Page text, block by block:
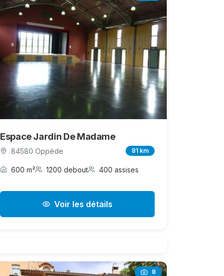
Espace Jardin De Madame
84580 Oppède 81 km
600 m² 1200 debout 400 assises
Voir les détails
8